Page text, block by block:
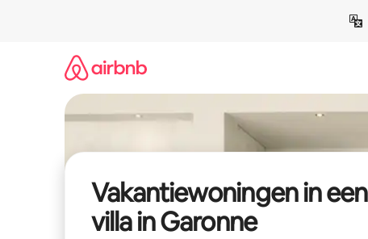
Vakantiewoningen in een
villa in Garonne